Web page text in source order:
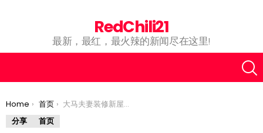
RedChili21
最新，最红，最火辣的新闻尽在这里!
You are here:
Home 首页
大马夫妻装修新屋打造「Shopee+淘宝屋」！家电+家具好物推荐：本地绝对买不到的价格！便宜很多！
分享
首页